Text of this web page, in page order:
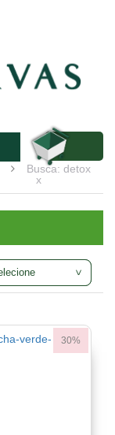
Busca: detox
x
30%